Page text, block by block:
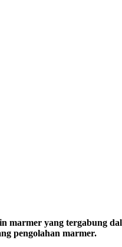
marmer yang tergabung
pengolahan marmer.